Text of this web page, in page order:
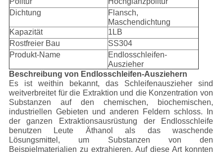
Dichtung
Flansch,
Maschendichtung
Kapazität
1LB
Rostfreier Bau
SS304
Produkt-Name
Endlosschleifen-
Auszieher
Beschreibung von Endlosschleifen-Ausziehern
Es ist weithin bekannt, das Schleifenauszieher sind
weitverbreitet für die Extraktion und die Konzentration von
Substanzen auf den chemischen, biochemischen,
industriellen Gebieten und anderen Feldern schloss. In
der ganzen Extraktionsausrüstung der Endlosschleife
benutzen Leute Äthanol als das waschende
Lösungsmittel, um Substanzen von den
Beispielmaterialien zu extrahieren. Auf diese Art konnten